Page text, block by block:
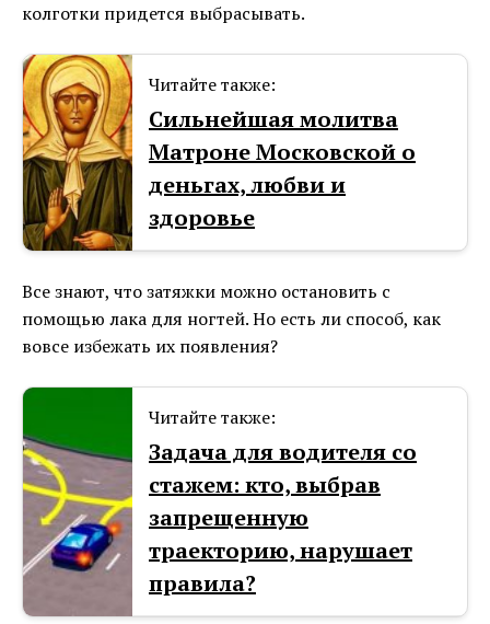
колготки придется выбрасывать.
Читайте также:
Сильнейшая молитва
Матроне Московской о
деньгах, любви и
здоровье
Все знают, что затяжки можно остановить с
помощью лака для ногтей. Но есть ли способ, как
вовсе избежать их появления?
Читайте также:
Задача для водителя со
стажем: кто, выбрав
запрещенную
траекторию, нарушает
правила?